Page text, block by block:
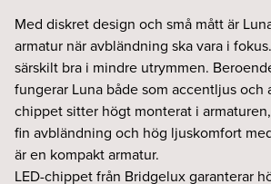
Med diskret design och små mått är
armatur när avbländning ska vara i
särskilt bra i mindre utrymmen.
fungerar Luna både som accentljus och
chippet sitter högt monterat i
fin avbländning och hög ljuskomfort
är en kompakt armatur.
LED-chippet från Bridgelux garanterar